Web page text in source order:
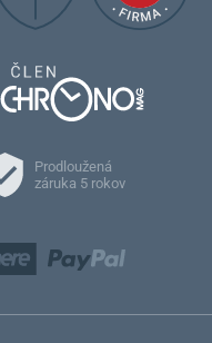
Prodloužená
záruka 5 rokov